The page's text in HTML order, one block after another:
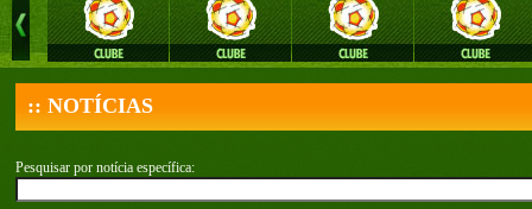
:: NOTÍCIAS
Pesquisar por notícia específica: